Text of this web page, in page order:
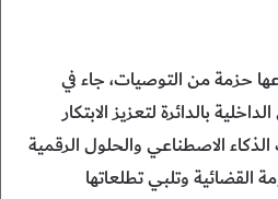
حزمة من التوصيات، جاء في
بالدائرة لتعزيز الابتكار
الاصطناعي والحلول الرقمية
القضائية وتلبي تطلعاتها